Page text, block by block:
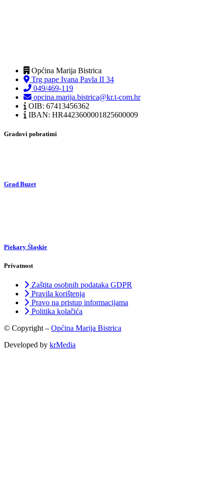
Općina Marija Bistrica
Trg pape Ivana Pavla II 34
049/469-119
opcina.marija.bistrica@kr.t-com.hr
OIB: 67413456362
IBAN: HR4423600001825600009
Gradovi pobratimi
Grad Buzet
Piekary Śląskie
Privatnost
Zaštita osobnih podataka GDPR
Pravila korištenja
Pravo na pristup informacijama
Politika kolačića
© Copyright – Općina Marija Bistrica
Developed by krMedia